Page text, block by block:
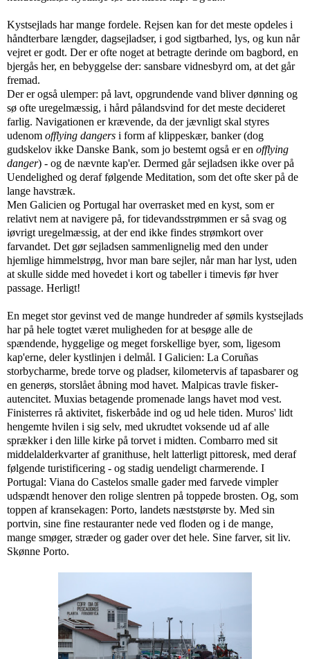
Kystsejlads har mange fordele. Rejsen kan for det meste opdeles i
håndterbare længder, dagsejladser, i god sigtbarhed, lys, og kun når
vejret er godt. Der er ofte noget at betragte derinde om bagbord, en
bjergås her, en bebyggelse der: sansbare vidnesbyrd om, at det går
fremad.
Der er også ulemper: på lavt, opgrundende vand bliver dønning og
sø ofte uregelmæssig, i hård pålandsvind for det meste decideret
farlig. Navigationen er krævende, da der jævnligt skal styres
udenom offlying dangers i form af klippeskær, banker (dog
gudskelov ikke Danske Bank, som jo bestemt også er en offlying
danger) - og de nævnte kap'er. Dermed går sejladsen ikke over på
Uendelighed og deraf følgende Meditation, som det ofte sker på de
lange havstræk.
Men Galicien og Portugal har overrasket med en kyst, som er
relativt nem at navigere på, for tidevandsstrømmen er så svag og
iøvrigt uregelmæssig, at der end ikke findes strømkort over
farvandet. Det gør sejladsen sammenlignelig med den under
hjemlige himmelstrøg, hvor man bare sejler, når man har lyst, uden
at skulle sidde med hovedet i kort og tabeller i timevis før hver
passage. Herligt!
En meget stor gevinst ved de mange hundreder af sømils kystsejlads
har på hele togtet været muligheden for at besøge alle de
spændende, hyggelige og meget forskellige byer, som, ligesom
kap'erne, deler kystlinjen i delmål. I Galicien: La Coruñas
storbycharme, brede torve og pladser, kilometervis af tapasbarer og
en generøs, storslået åbning mod havet. Malpicas travle fisker-
autencitet. Muxias betagende promenade langs havet mod vest.
Finisterres rå aktivitet, fiskerbåde ind og ud hele tiden. Muros' lidt
hengemte hvilen i sig selv, med ukrudtet voksende ud af alle
sprækker i den lille kirke på torvet i midten. Combarro med sit
middelalderkvarter af granithuse, helt latterligt pittoresk, med deraf
følgende turistificering - og stadig uendeligt charmerende. I
Portugal: Viana do Castelos smalle gader med farvede vimpler
udspændt henover den rolige slentren på toppede brosten. Og, som
toppen af kransekagen: Porto, landets næststørste by. Med sin
portvin, sine fine restauranter nede ved floden og i de mange,
mange smøger, stræder og gader over det hele. Sine farver, sit liv.
Skønne Porto.